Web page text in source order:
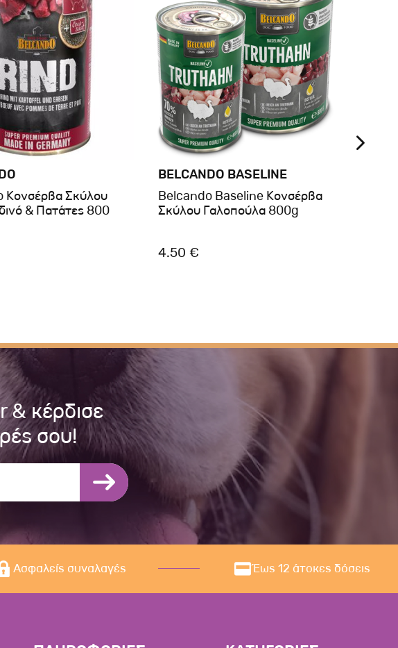
Κονσέρβα Σκύλου
& Πατάτες 800
BELCANDO BASELINE
Belcando Baseline Κονσέρβα
Σκύλου Γαλοπούλα 800g
4.50 €
κέρδισε
σου!
Ασφαλείς συναλαγές Έως 12 άτοκες δόσεις